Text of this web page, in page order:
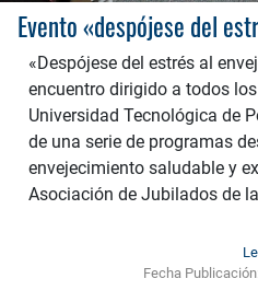
«Despójese del estrés al
encuentro dirigido a todos
Universidad Tecnológica de
de una serie de programas
envejecimiento saludable y
Asociación de Jubilados de la
Fecha